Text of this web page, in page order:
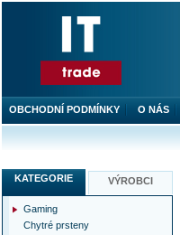
KATEGORIE VÝROBCI
Gaming
Chytré prsteny
OBCHODNÍ PODMÍNKY O NÁS